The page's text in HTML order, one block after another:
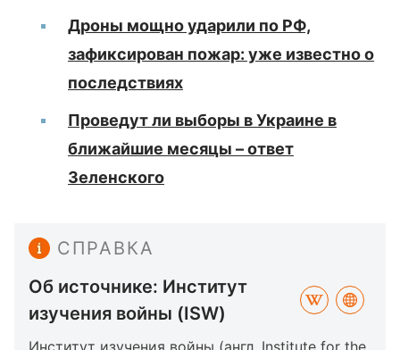
Дроны мощно ударили по РФ,
зафиксирован пожар: уже известно о
последствиях
Проведут ли выборы в Украине в
ближайшие месяцы – ответ
Зеленского
СПРАВКА
Об источнике: Институт
изучения войны (ISW)
Институт изучения войны (англ. Institute for the